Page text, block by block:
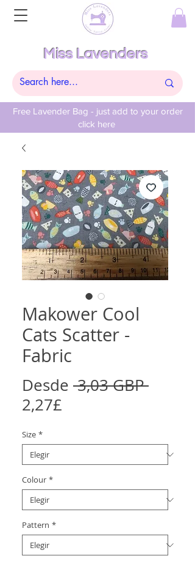
Free Lavender Bag - just add to your order
click here
Miss Lavenders
Makower Cool
Cats Scatter -
Fabric
Desde 3,03 GBP Precio
2,27£
oferta
Size *
Colour *
Pattern *